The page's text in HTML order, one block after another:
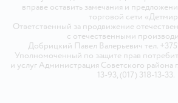
вправе оставить замечания и
торговой сети
Ответственный за продвижение
с отечественными
Добрицкий Павел Валерьевич тел.
Уполномоченный по защите прав
и услуг Администрация Советского района
13-93, (017) 318-13-33.